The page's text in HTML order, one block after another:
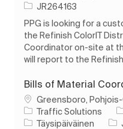
Työn tunnus
JR264163
PPG is looking for a
the Refinish ColorIT
Coordinator on-site at
will report to the
Bills of Material
PaikkaGreensboro,
Traffic Solutions
Työn tyyppi
Täysipäiväinen